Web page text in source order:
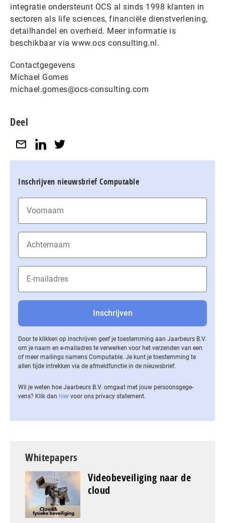
integratie ondersteunt OCS al sinds 1998 klanten in
sectoren als life sciences, financiële dienstverlening,
detailhandel en overheid. Meer informatie is
beschikbaar via www.ocs consulting.nl.
Contactgegevens
Michael Gomes
michael.gomes@ocs-consulting.com
Deel
Inschrijven nieuwsbrief Computable
Door te klikken op inschrijven geef je toestemming aan Jaarbeurs B.V.
om je naam en e-mailadres te verwerken voor het verzenden van een
of meer mailings namens Computable. Je kunt je toestemming te
allen tijde intrekken via de af­meld­func­tie in de nieuwsbrief.
Wil je weten hoe Jaarbeurs B.V. omgaat met jouw per­soons­ge­ge­
vens? Klik dan hier voor ons privacy statement.
Whitepapers
Videobeveiliging naar de
cloud